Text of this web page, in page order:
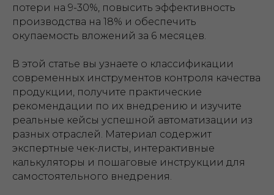
потери на 9-30%, повысить эффективность
производства на 18% и обеспечить
окупаемость вложений за 6 месяцев.
В этой статье вы узнаете о классификации
современных инструментов контроля качества
продукции, получите практические
рекомендации по их внедрению и изучите
реальные кейсы успешной автоматизации из
разных отраслей. Материал содержит
экспертные чек-листы, интерактивные
калькуляторы и пошаговые инструкции для
самостоятельного внедрения.